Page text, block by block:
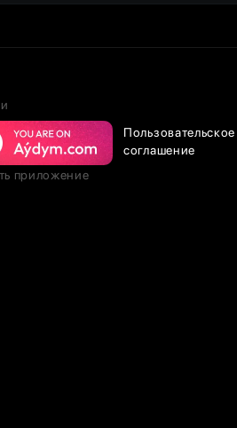
Пользовательское
соглашение
приложение